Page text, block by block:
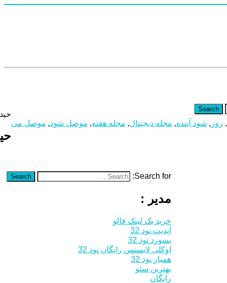
, روز , شود آینده, مجله دیجیتال, مجله هفته, موصل شود, موصل می
Search for:
Search
مدیر :
خرید بک لینک فالو
آپدیت نود 32
پسورد نود 32
اوکلی لایسنس رایگان نود 32
همیار نود 32
بهترین سئو
رایگان
Search